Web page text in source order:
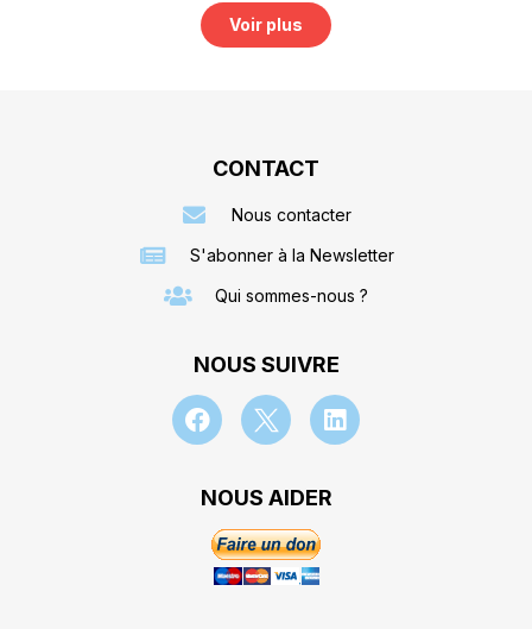
Voir plus
CONTACT
Nous contacter
S'abonner à la Newsletter
Qui sommes-nous ?
NOUS SUIVRE
NOUS AIDER